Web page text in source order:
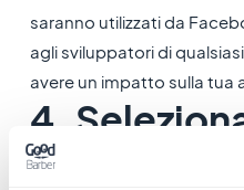
saranno utilizzati da
agli sviluppatori di
avere un impatto sulla tua
4.
occupazione